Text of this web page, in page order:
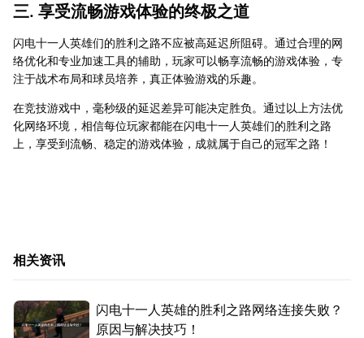
三. 享受流畅游戏体验的终极之道
闪电十一人英雄们的胜利之路不应被高延迟所阻碍。通过合理的网
络优化和专业加速工具的辅助，玩家可以畅享流畅的游戏体验，专
注于战术布局和球员培养，真正体验游戏的乐趣。
在竞技游戏中，毫秒级的延迟差异可能决定胜负。通过以上方法优
化网络环境，相信每位玩家都能在闪电十一人英雄们的胜利之路
上，享受到流畅、稳定的游戏体验，成就属于自己的冠军之路！
相关资讯
闪电十一人英雄的胜利之路网络连接失败？
原因与解决技巧！